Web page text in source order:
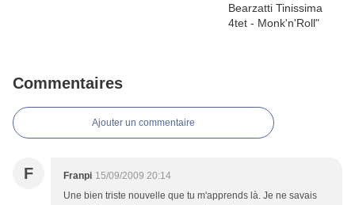
Commentaires
Ajouter un commentaire
F Franpi 15/09/2009 20:14
Une bien triste nouvelle que tu m'apprends là. Je ne savais